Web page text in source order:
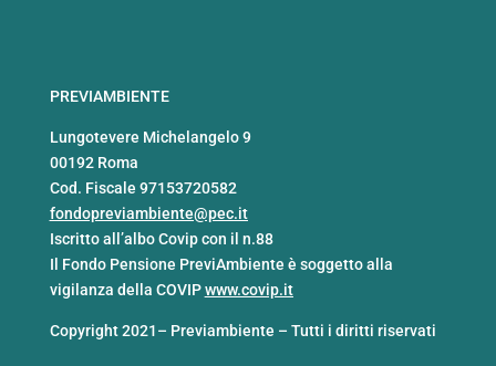
PREVIAMBIENTE
Lungotevere Michelangelo 9
00192 Roma
Cod. Fiscale 97153720582
fondopreviambiente@pec.it
Iscritto all’albo Covip con il n.88
Il Fondo Pensione PreviAmbiente è soggetto alla
vigilanza della COVIPwww.covip.it
Copyright 2021– Previambiente – Tutti i diritti riservati